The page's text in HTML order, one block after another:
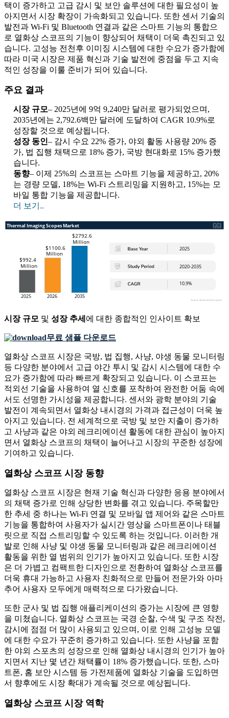
택이 증가하고 고급 감시 및 보안 솔루션에 대한 필요성이 높
아지면서 시장 확장이 가속화되고 있습니다. 또한 센서 기술의
발전과 Wi-Fi 및 Bluetooth 연결과 같은 스마트 기능의 통합으
로 열화상 스코프의 기능이 향상되어 채택이 더욱 촉진되고 있
습니다. 고성능 전천후 이미징 시스템에 대한 수요가 증가함에
따라 미국 시장은 제품 혁신과 기술 발전에 중점을 두고 지속
적인 성장을 이룰 준비가 되어 있습니다.
주요 결과
시장 규모– 2025년에 9억 9,240만 달러로 평가되었으며,
2035년에는 2,792.6백만 달러에 도달하여 CAGR 10.9%로
성장할 것으로 예상됩니다.
성장 동인– 감시 수요 22% 증가, 야외 활동 사용량 20% 증
가, 법 집행 채택으로 18% 증가, 국방 현대화로 15% 증가했
습니다.
동향– 이제 25%의 스코프는 스마트 기능을 제공하고, 20%
는 경량 모델, 18%는 Wi-Fi 스트리밍을 지원하고, 15%는 모
바일 통합 기능을 제공합니다.
더 보기..
시장 규모 및 성장 추세 에 대한 종합적인 인사이트 확보
무료 샘플 다운로드
열화상 스코프 시장은 국방, 법 집행, 사냥, 야생 동물 모니터링
등 다양한 분야에서 고급 야간 투시 및 감시 시스템에 대한 수
요가 증가함에 따라 빠르게 확장되고 있습니다. 이 스코프는
적외선 기술을 사용하여 열 신호를 포착하여 완전한 어둠 속에
서도 선명한 가시성을 제공합니다. 센서와 광학 분야의 기술
발전이 계속되면서 열화상 내시경의 가격과 접근성이 더욱 높
아지고 있습니다. 전 세계적으로 국방 및 보안 지출이 증가하
고 사냥과 같은 야외 레크리에이션 활동에 대한 관심이 높아지
면서 열화상 스코프의 채택이 늘어나고 시장의 꾸준한 성장에
기여하고 있습니다.
열화상 스코프 시장 동향
열화상 스코프 시장은 현재 기술 혁신과 다양한 응용 분야에서
의 채택 증가로 인해 상당한 변화를 겪고 있습니다. 주목할만
한 추세 중 하나는 Wi-Fi 연결 및 모바일 앱 제어와 같은 스마트
기능을 통합하여 사용자가 실시간 영상을 스마트폰이나 태블
릿으로 직접 스트리밍할 수 있도록 하는 것입니다. 이러한 개
발로 인해 사냥 및 야생 동물 모니터링과 같은 레크리에이션
활동을 위한 열 범위의 인기가 높아지고 있습니다. 또한 시장
은 더 가볍고 컴팩트한 디자인으로 전환하여 열화상 스코프를
더욱 휴대 가능하고 사용자 친화적으로 만들어 전문가와 아마
추어 사용자 모두에게 매력적으로 다가왔습니다.
또한 군사 및 법 집행 애플리케이션의 증가는 시장에 큰 영향
을 미쳤습니다. 열화상 스코프는 국경 순찰, 수색 및 구조 작전,
감시에 점점 더 많이 사용되고 있으며, 이로 인해 고성능 모델
에 대한 수요가 꾸준히 증가하고 있습니다. 또한 사냥을 포함
한 야외 스포츠의 성장으로 인해 열화상 내시경의 인기가 높아
지면서 지난 몇 년간 채택률이 18% 증가했습니다. 또한, 스마
트폰, 홈 보안 시스템 등 가전제품에 열화상 기술을 도입하면
서 향후에도 시장 확대가 계속될 것으로 예상됩니다.
열화상 스코프 시장 역학